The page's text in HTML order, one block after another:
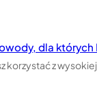
dla których
korzystać z